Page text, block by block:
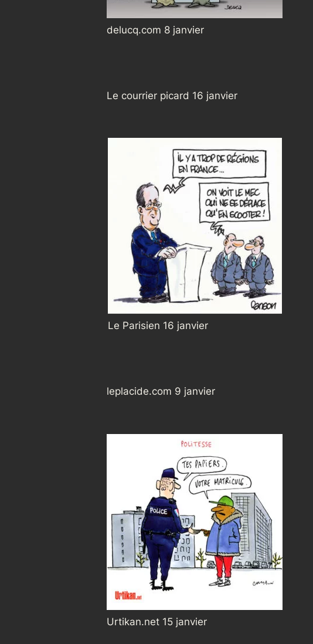
delucq.com 8 janvier
Le courrier picard 16 janvier
Le Parisien 16 janvier
leplacide.com 9 janvier
Urtikan.net 15 janvier